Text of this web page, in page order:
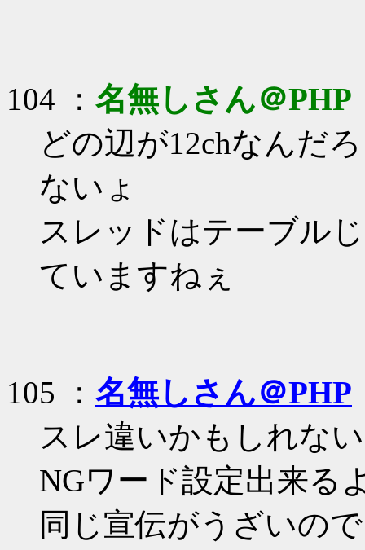
104 ： 名無しさん＠PHP
どの辺が12chなんだ
ないょ
スレッドはテーブル
ていますねぇ
105 ： 名無しさん＠PHP
スレ違いかもしれな
NGワード設定出来る
同じ宣伝がうざいの